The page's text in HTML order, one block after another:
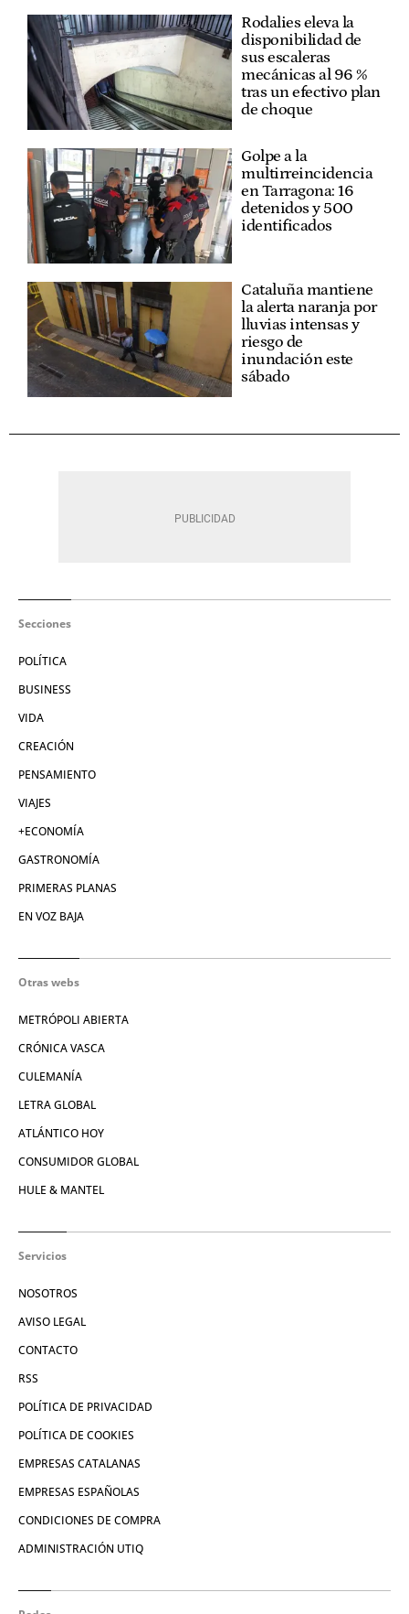
Rodalies eleva la
disponibilidad de
sus escaleras
mecánicas al 96 %
tras un efectivo plan
de choque
Golpe a la
multirreincidencia
en Tarragona: 16
detenidos y 500
identificados
Cataluña mantiene
la alerta naranja por
lluvias intensas y
riesgo de
inundación este
sábado
Secciones
POLÍTICA
BUSINESS
VIDA
CREACIÓN
PENSAMIENTO
VIAJES
+ECONOMÍA
GASTRONOMÍA
PRIMERAS PLANAS
EN VOZ BAJA
Otras webs
METRÓPOLI ABIERTA
CRÓNICA VASCA
CULEMANÍA
LETRA GLOBAL
ATLÁNTICO HOY
CONSUMIDOR GLOBAL
HULE & MANTEL
Servicios
NOSOTROS
AVISO LEGAL
CONTACTO
RSS
POLÍTICA DE PRIVACIDAD
POLÍTICA DE COOKIES
EMPRESAS CATALANAS
EMPRESAS ESPAÑOLAS
CONDICIONES DE COMPRA
ADMINISTRACIÓN UTIQ